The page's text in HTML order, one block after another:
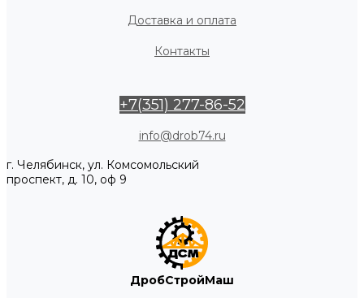
Доставка и оплата
Контакты
+7(351) 277-86-52
info@drob74.ru
г. Челябинск, ул. Комсомольский
проспект, д. 10, оф 9
ДробСтройМаш